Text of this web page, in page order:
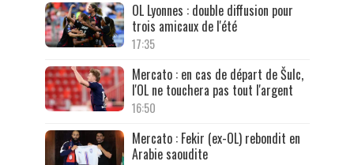
OL Lyonnes : double diffusion pour
trois amicaux de l'été
17:35
Mercato : en cas de départ de Šulc,
l'OL ne touchera pas tout l'argent
16:50
Mercato : Fekir (ex-OL) rebondit en
Arabie saoudite